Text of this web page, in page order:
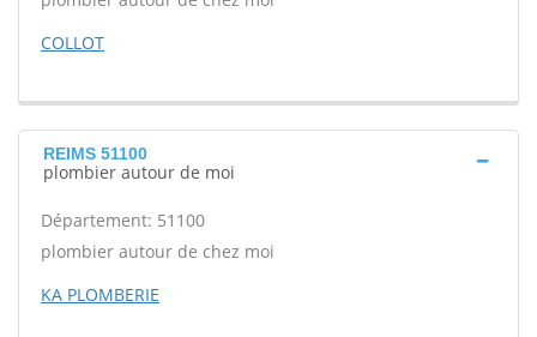
COLLOT
REIMS 51100
plombier autour de moi
Département: 51100
plombier autour de chez moi
KA PLOMBERIE